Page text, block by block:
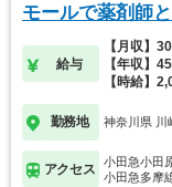
モールで薬剤師
給与
【月収】
【年収】
【時給】
勤務地 神奈川県 川
アクセス
小田急小田
小田急多摩